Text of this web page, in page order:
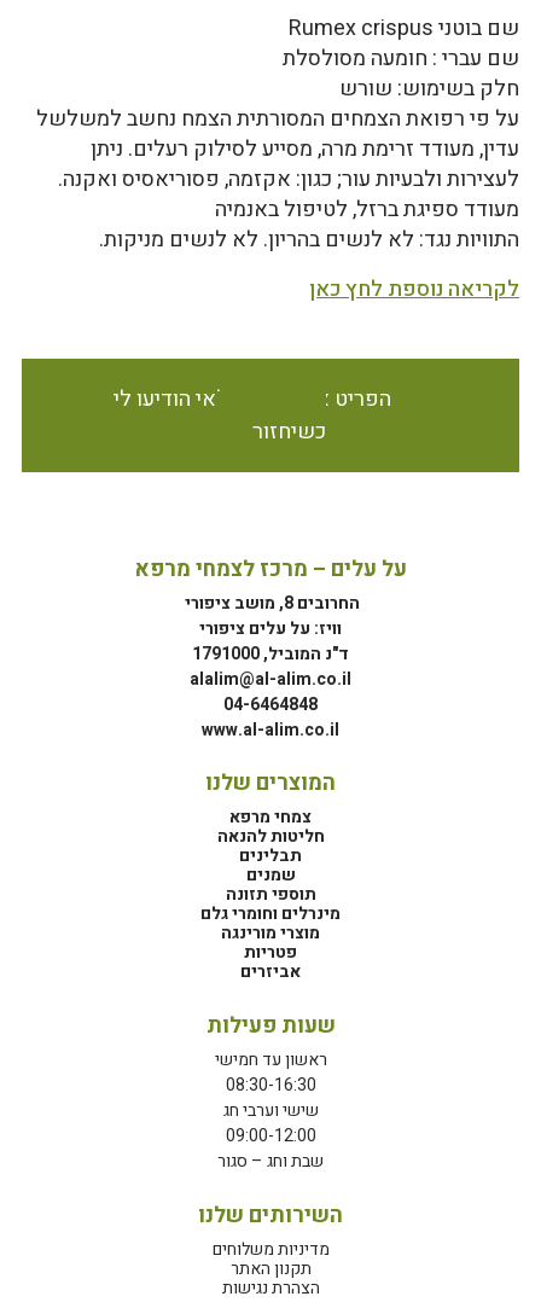
שם בוטני Rumex crispus
שם עברי : חומעה מסולסלת
חלק בשימוש: שורש
על פי רפואת הצמחים המסורתית הצמח נחשב למשלשל
עדין, מעודד זרימת מרה, מסייע לסילוק רעלים. ניתן
לעצירות ולבעיות עור; כגון: אקזמה, פסוריאסיס ואקנה.
מעודד ספיגת ברזל, לטיפול באנמיה
התוויות נגד: לא לנשים בהריון. לא לנשים מניקות.
לקריאה נוספת לחץ כאן
הפריט אינו זמין במלאי הודיעו לי
כשיחזור
על עלים – מרכז לצמחי מרפא
החרובים 8, מושב ציפורי
וויז: על עלים ציפורי
ד"נ המוביל, 1791000
alalim@al-alim.co.il
04-6464848
www.al-alim.co.il
המוצרים שלנו
צמחי מרפא
חליטות להנאה
תבלינים
שמנים
תוספי תזונה
מינרלים וחומרי גלם
מוצרי מורינגה
פטריות
אביזרים
שעות פעילות
ראשון עד חמישי
08:30-16:30
שישי וערבי חג
09:00-12:00
שבת וחג – סגור
השירותים שלנו
מדיניות משלוחים
תקנון האתר
הצהרת נגישות